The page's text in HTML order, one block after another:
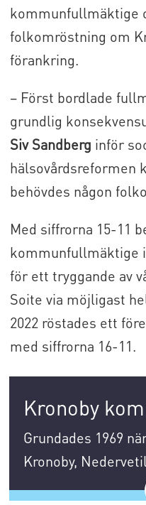
kommunfullmäktige
folkomröstning om
förankring.
– Först bordlade
grundlig
Siv Sandberg inför
hälsovårdsreformen
behövdes någon
Med siffrorna 15-11
kommunfullmäktige
för ett tryggande av
Soite via möjligast
2022 röstades ett
med siffrorna 16-11.
Kronoby
Grundades 1969
Kronoby,